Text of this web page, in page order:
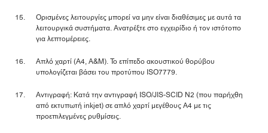
Ορισμένες λειτουργίες μπορεί να μην είναι διαθέσιμες με αυτά τα
λειτουργικά συστήματα. Ανατρέξτε στο εγχειρίδιο ή τον ιστότοπο
για λεπτομέρειες.
Απλό χαρτί (A4, Α&Μ). Το επίπεδο ακουστικού θορύβου
υπολογίζεται βάσει του προτύπου ISO7779.
Αντιγραφή: Κατά την αντιγραφή ISO/JIS-SCID N2 (που παρήχθη
από εκτυπωτή inkjet) σε απλό χαρτί μεγέθους A4 με τις
προεπιλεγμένες ρυθμίσεις.